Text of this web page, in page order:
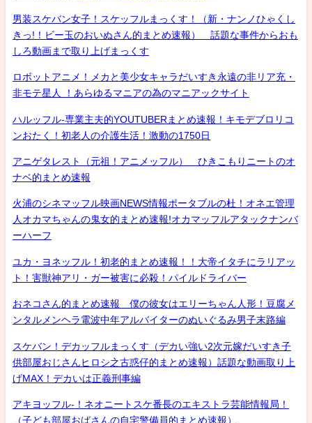
男装スケバン女子！スケッフルまっくす！（新・ナンノひゃくし
きっ!！ビー玉のおいぬさん的まとめ速報） 話題な事件からおも
しろ動画まで取り上げまっくす
ロボットアニメ！メカと美少女キャラだいすき永遠の非リア充・
非モテ星人 ！あらゆるマニアの為のマニアックサイト
ハルッフル-専業主夫的YOUTUBERまとめ速報！キモデブロリコ
ンおたく！初老人の介護生活！激動の1750日
アニゲタレスト（元祖！アニメッフル） ひきこもりニートのオ
ナベ的まとめ速報
火浦のシネマッフル映画NEWS情報ポータブルの杜！オネエ管理
人オカマちゃんの鬼女的まとめ速報!オカマッフルアタックナンバ
ーハーフ
ユカ・ヨネッフル！初老的まとめ速報！！大帝イタチにラリアッ
ト！害獣神アリ・ガー被害に必殺！パイルドライバー
おネコさん的まとめ速報 僕の彼女はエリーちゃん人形！豆腐メ
ンタルメンヘラ電波中年アルバイターのぬいぐるみ男子末路編
スケバン！デカッフルまっくす（デカい強い2次元嫁だいすき子
供部屋おじさんヒロシ之古惑仔的まとめ速報）話題な動画取り上
げMAX！デカいは正義刑事編
アキヨッフル-！ネオニートスケ番長のエキストラ芸能情報局！
（子ども部屋おばさんの自宅警備員的まとめ速報）